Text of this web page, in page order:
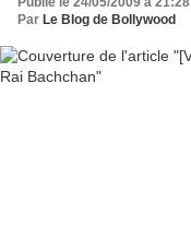
Par Le Blog de Bollywood